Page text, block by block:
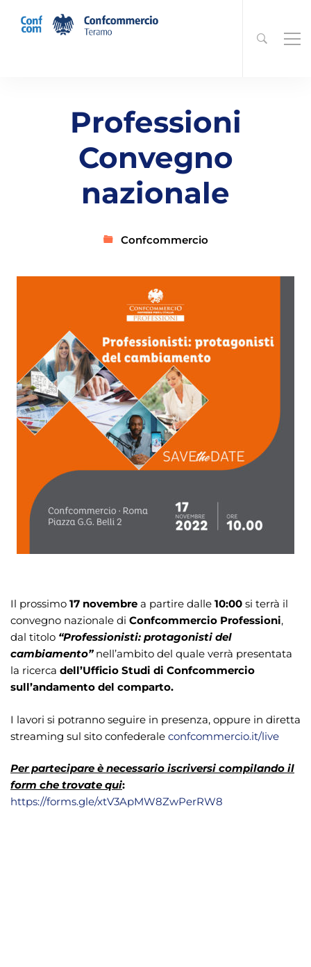
Professioni
Convegno
nazionale
Confcommercio
Il prossimo 17 novembre a partire dalle 10:00 si terrà il
convegno nazionale di Confcommercio Professioni,
dal titolo “Professionisti: protagonisti del
cambiamento”nell’ambito del quale verrà presentata
la ricerca dell’Ufficio Studi di Confcommercio
sull’andamento del comparto.
I lavori si potranno seguire in presenza, oppure in diretta
streaming sul sito confederale confcommercio.it/live
Per partecipare è necessario iscriversi compilando il
form che trovate qui:
https://forms.gle/xtV3ApMW8ZwPerRW8